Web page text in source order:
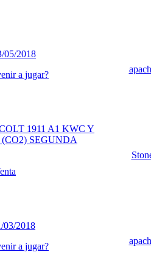
05/2018
a jugar?
1911 A1 KWC Y
SEGUNDA
03/2018
a jugar?